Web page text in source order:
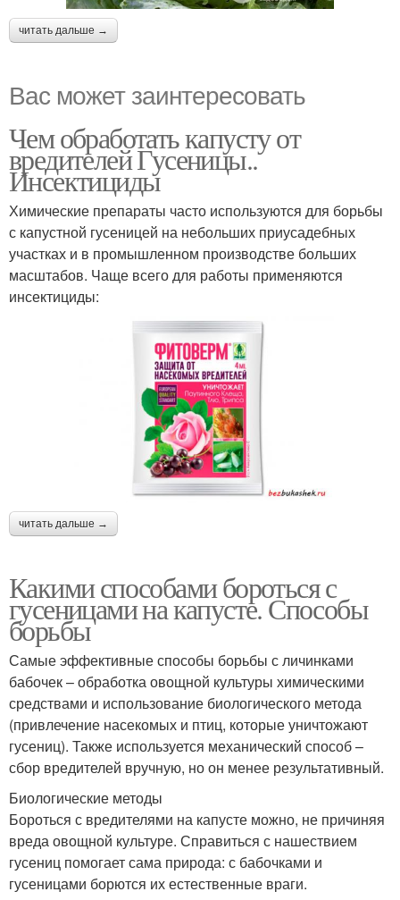
читать дальше →
Вас может заинтересовать
Чем обработать капусту от
вредителей Гусеницы..
Инсектициды
Химические препараты часто используются для борьбы
с капустной гусеницей на небольших приусадебных
участках и в промышленном производстве больших
масштабов. Чаще всего для работы применяются
инсектициды:
читать дальше →
Какими способами бороться с
гусеницами на капусте. Способы
борьбы
Самые эффективные способы борьбы с личинками
бабочек – обработка овощной культуры химическими
средствами и использование биологического метода
(привлечение насекомых и птиц, которые уничтожают
гусениц). Также используется механический способ –
сбор вредителей вручную, но он менее результативный.
Биологические методы
Бороться с вредителями на капусте можно, не причиняя
вреда овощной культуре. Справиться с нашествием
гусениц помогает сама природа: с бабочками и
гусеницами борются их естественные враги.